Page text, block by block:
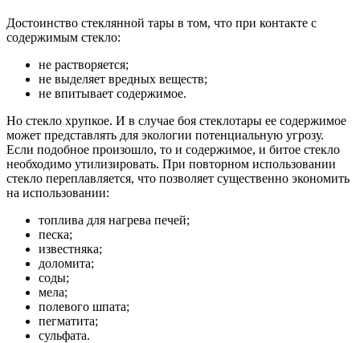
Достоинство стеклянной тары в том, что при контакте с
содержимым стекло:
не растворяется;
не выделяет вредных веществ;
не впитывает содержимое.
Но стекло хрупкое. И в случае боя стеклотары ее содержимое
может представлять для экологии потенциальную угрозу.
Если подобное произошло, то и содержимое, и битое стекло
необходимо утилизировать. При повторном использовании
стекло переплавляется, что позволяет существенно экономить
на использовании:
топлива для нагрева печей;
песка;
известняка;
доломита;
соды;
мела;
полевого шпата;
пегматита;
сульфата.